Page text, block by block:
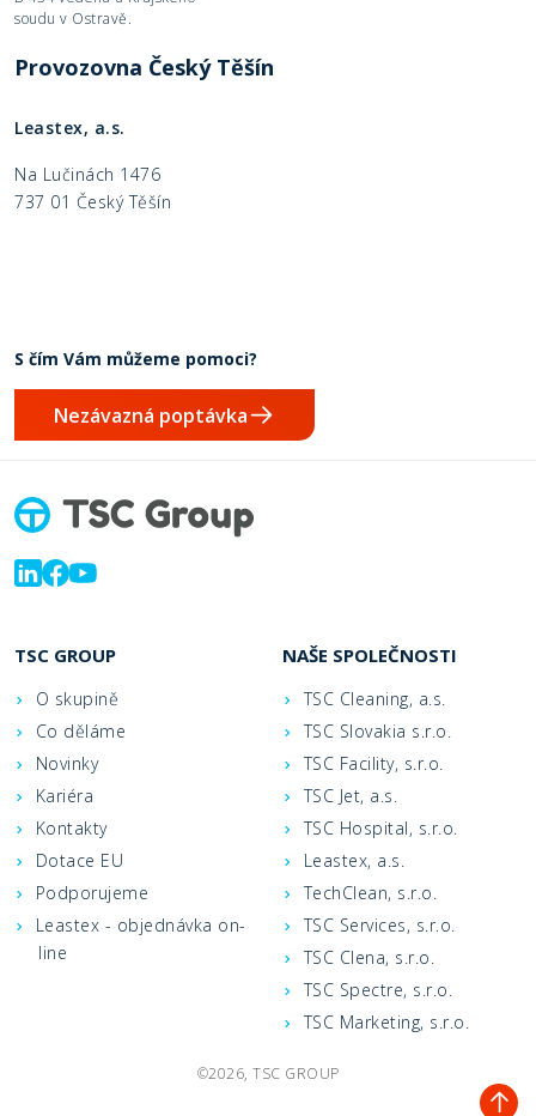
soudu v Ostravě.
Provozovna Český Těšín
Leastex, a.s.
Na Lučinách 1476
737 01 Český Těšín
S čím Vám můžeme pomoci?
Nezávazná poptávka
TSC GROUP
O skupině
Co děláme
Novinky
Kariéra
Kontakty
Dotace EU
Podporujeme
Leastex - objednávka on-
line
NAŠE SPOLEČNOSTI
TSC Cleaning, a.s.
TSC Slovakia s.r.o.
TSC Facility, s.r.o.
TSC Jet, a.s.
TSC Hospital, s.r.o.
Leastex, a.s.
TechClean, s.r.o.
TSC Services, s.r.o.
TSC Clena, s.r.o.
TSC Spectre, s.r.o.
TSC Marketing, s.r.o.
©2026, TSC GROUP